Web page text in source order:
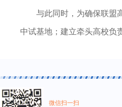
与此同时，为确保联盟
中试基地；建立牵头高校负
微信扫一扫